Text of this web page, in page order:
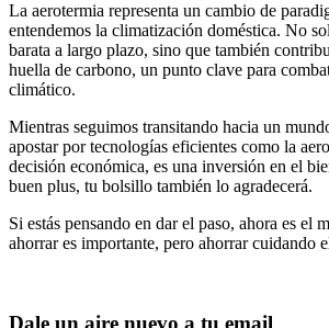
La aerotermia representa un cambio de
entendemos la climatización doméstica. No
barata a largo plazo, sino que también
huella de carbono, un punto clave para
climático.
Mientras seguimos transitando hacia un
apostar por tecnologías eficientes como la
decisión económica, es una inversión en el
buen plus, tu bolsillo también lo agradecerá.
Si estás pensando en dar el paso, ahora es el
ahorrar es importante, pero ahorrar cuidando
Dale un aire nuevo a tu email